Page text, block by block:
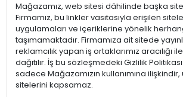
Mağazamız, web sitesi dâhilinde başka
Firmamız, bu linkler vasıtasıyla erişilen
uygulamaları ve içeriklerine yönelik
taşımamaktadır. Firmamıza ait sitede
reklamcılık yapan iş ortaklarımız aracılığı
dağıtılır. İş bu sözleşmedeki Gizlilik
sadece Mağazamızın kullanımına
sitelerini kapsamaz.